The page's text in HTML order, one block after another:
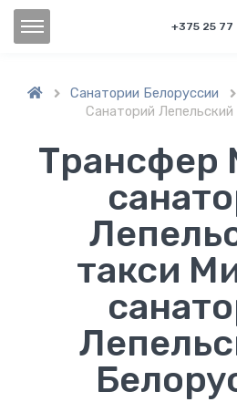
+375 25 77
 Санатории Белоруссии 
Санаторий
Трансфер
такси